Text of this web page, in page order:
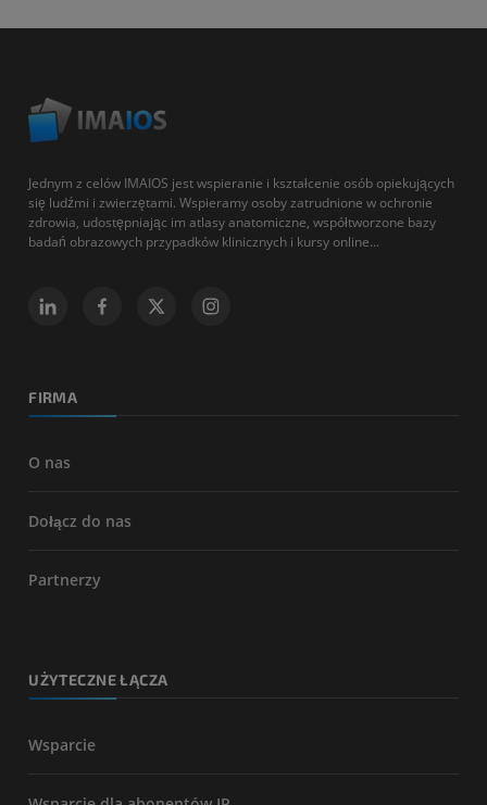
Jednym z celów IMAIOS jest wspieranie i kształcenie osób opiekujących
się ludźmi i zwierzętami. Wspieramy osoby zatrudnione w ochronie
zdrowia, udostępniając im atlasy anatomiczne, współtworzone bazy
badań obrazowych przypadków klinicznych i kursy online...
FIRMA
O nas
Dołącz do nas
Partnerzy
UŻYTECZNE ŁĄCZA
Wsparcie